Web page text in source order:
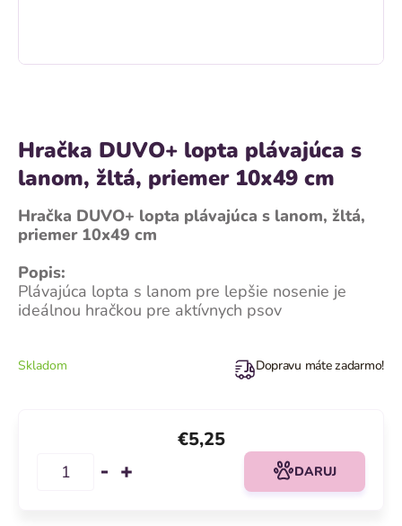
Hračka DUVO+ lopta plávajúca s
lanom, žltá, priemer 10x49 cm
Hračka DUVO+ lopta plávajúca s lanom, žltá,
priemer 10x49 cm
Popis:
Plávajúca lopta s lanom pre lepšie nosenie je
ideálnou hračkou pre aktívnych psov
Skladom Dopravu máte zadarmo!
€5,25
DARUJ